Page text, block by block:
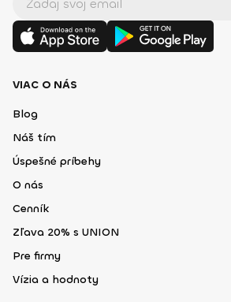
VIAC O NÁS
Blog
Náš tím
Úspešné príbehy
O nás
Cenník
Zľava 20% s UNION
Pre firmy
Vízia a hodnoty